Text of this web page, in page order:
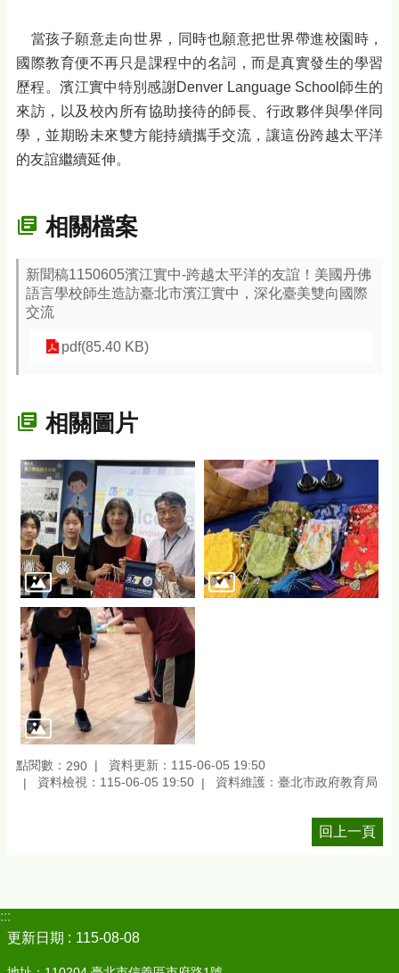
當孩子願意走向世界，同時也願意把世界帶進校園時，
國際教育便不再只是課程中的名詞，而是真實發生的學習
歷程。濱江實中特別感謝Denver Language School師生的
來訪，以及校內所有協助接待的師長、行政夥伴與學伴同
學，並期盼未來雙方能持續攜手交流，讓這份跨越太平洋
的友誼繼續延伸。
相關檔案
新聞稿1150605濱江實中-跨越太平洋的友誼！美國丹佛
語言學校師生造訪臺北市濱江實中，深化臺美雙向國際
交流
pdf(85.40 KB)
相關圖片
點閱數： 290
資料更新：115-06-05 19:50
資料檢視：115-06-05 19:50
資料維護：臺北市政府教育局
回上一頁
:::
更新日期
115-08-08